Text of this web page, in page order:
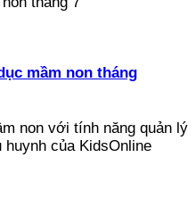
mầm non tháng